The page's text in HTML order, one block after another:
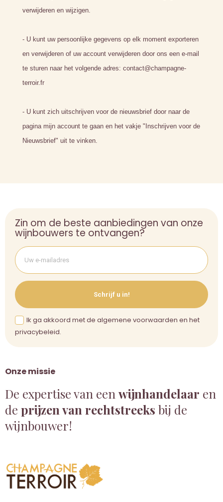
verwijderen en wijzigen.
- U kunt uw persoonlijke gegevens op elk moment exporteren
en verwijderen of uw account verwijderen door ons een e-mail
te sturen naar het volgende adres: contact@champagne-
terroir.fr
- U kunt zich uitschrijven voor de nieuwsbrief door naar de
pagina mijn account te gaan en het vakje "Inschrijven voor de
Nieuwsbrief" uit te vinken.
Onze missie
De expertise van een wijnhandelaar en
de prijzen van rechtstreeks bij de
wijnbouwer!
Zin om de beste aanbiedingen van onze
wijnbouwers te ontvangen?
Schrijf u in!
Ik ga akkoord met de algemene voorwaarden en het
privacybeleid.